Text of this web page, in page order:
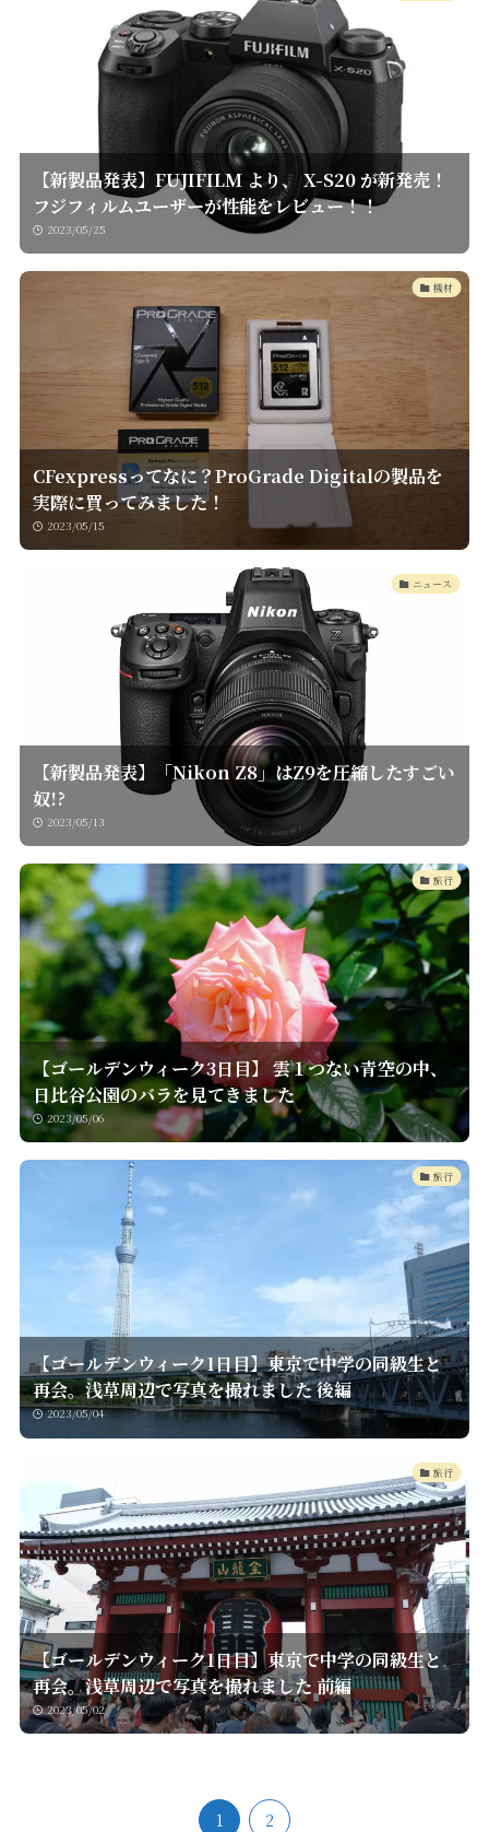
【新製品発表】FUJIFILM より、 X-S20 が新発売！
フジフィルムユーザーが性能をレビュー！！
2023/05/25
機材
CFexpressってなに？ProGrade Digitalの製品を
実際に買ってみました！
2023/05/15
ニュース
【新製品発表】「Nikon Z8」はZ9を圧縮したすごい
奴!?
2023/05/13
旅行
【ゴールデンウィーク3日目】 雲１つない青空の中、
日比谷公園のバラを見てきました
2023/05/06
旅行
【ゴールデンウィーク1日目】東京で中学の同級生と
再会。浅草周辺で写真を撮れました 後編
2023/05/04
旅行
【ゴールデンウィーク1日目】東京で中学の同級生と
再会。浅草周辺で写真を撮れました 前編
2023/05/02
1 2